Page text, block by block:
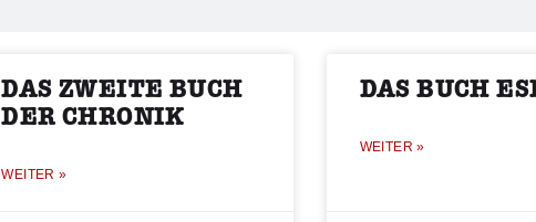
DAS ZWEITE BUCH
DER CHRONIK
WEITER »
DAS BUCH
WEITER »